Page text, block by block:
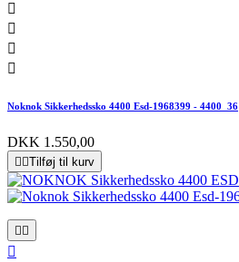




Noknok Sikkerhedssko 4400 Esd-1968399 - 4400_36
DKK 1.550,00
 Tilføj til kurv
 
